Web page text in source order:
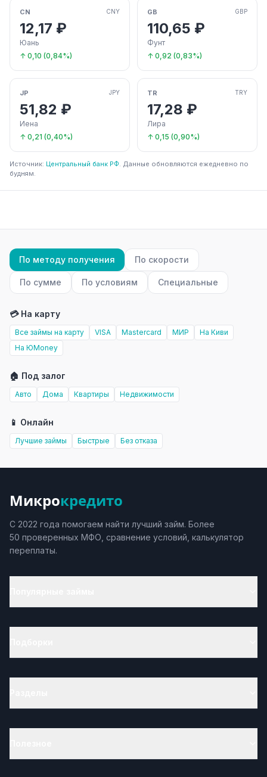
CN CNY
12,17 ₽
Юань
↑ 0,10 (0,84%)
GB GBP
110,65 ₽
Фунт
↑ 0,92 (0,83%)
JP JPY
51,82 ₽
Иена
↑ 0,21 (0,40%)
TR TRY
17,28 ₽
Лира
↑ 0,15 (0,90%)
Источник: Центральный банк РФ. Данные обновляются ежедневно по
будням.
По методу получения По скорости
По сумме По условиям Специальные
💳 На карту
Все займы на карту VISA Mastercard МИР
На Киви
На ЮMoney
🏠 Под залог
Авто Дома Квартиры Недвижимости
📱 Онлайн
Лучшие займы Быстрые Без отказа
Микрокредито
С 2022 года помогаем найти лучший займ. Более
50 проверенных МФО, сравнение условий, калькулятор
переплаты.